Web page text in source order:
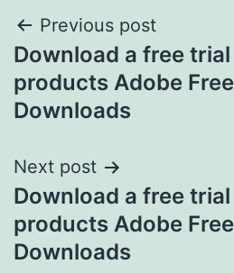
Previous post
Download a free
products Adobe
Downloads
Next post
Download a free
products Adobe
Downloads